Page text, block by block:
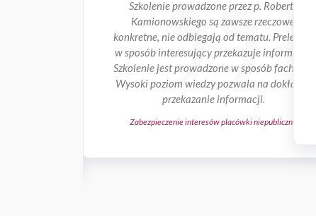
Szkolenie prowadzone przez p. Roberta
Kamionowskiego są zawsze rzeczowe,
konkretne, nie odbiegają od tematu. Prelegent
w sposób interesujący przekazuje informacje.
Szkolenie jest prowadzone w sposób fachowy.
Wysoki poziom wiedzy pozwala na dokładne
przekazanie informacji.
Zabezpieczenie interesów placówki niepublicznej